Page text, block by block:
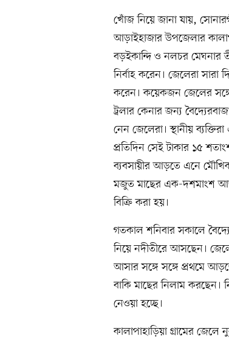
খোঁজ নিয়ে জানা যায়,
আড়াইহাজার উপজেলার
বড়ইকান্দি ও নলচর মেঘনার
নির্বাহ করেন। জেলেরা সারা
করেন। কয়েকজন জেলের
ট্রলার কেনার জন্য
নেন জেলেরা। স্থানীয়
প্রতিদিন সেই টাকার ১৫
ব্যবসায়ীর আড়তে এনে
মজুত মাছের এক-দশমাংশ
বিক্রি করা হয়।
গতকাল শনিবার সকালে
নিয়ে নদীতীরে আসছেন।
আসার সঙ্গে সঙ্গে প্রথমে
বাকি মাছের নিলাম করছেন।
নেওয়া হচ্ছে।
কালাপাহাড়িয়া গ্রামের